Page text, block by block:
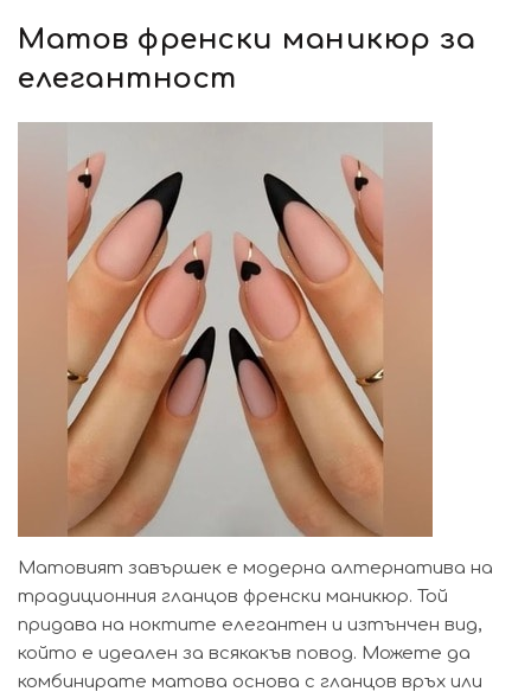
Матов френски маникюр за
елегантност
Матовият завършек е модерна алтернатива на
традиционния гланцов френски маникюр. Той
придава на ноктите елегантен и изтънчен вид,
който е идеален за всякакъв повод. Можете да
комбинирате матова основа с гланцов връх или